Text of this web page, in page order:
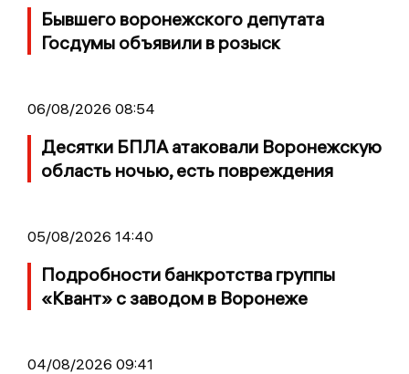
Бывшего воронежского депутата
Госдумы объявили в розыск
06/08/2026 08:54
Десятки БПЛА атаковали Воронежскую
область ночью, есть повреждения
05/08/2026 14:40
Подробности банкротства группы
«Квант» с заводом в Воронеже
04/08/2026 09:41